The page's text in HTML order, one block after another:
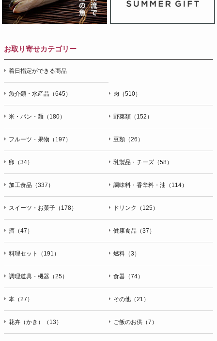
お取り寄せカテゴリー
着日指定ができる商品
魚介類・水産品（645） 肉（510）
米・パン・麺（180） 野菜類（152）
フルーツ・果物（197） 豆類（26）
卵（34） 乳製品・チーズ（58）
加工食品（337） 調味料・香辛料・油（114）
スイーツ・お菓子（178） ドリンク（125）
酒（47） 健康食品（37）
料理セット（191） 燃料（3）
調理道具・機器（25） 食器（74）
本（27） その他（21）
花卉（かき）（13） ご飯のお供（7）